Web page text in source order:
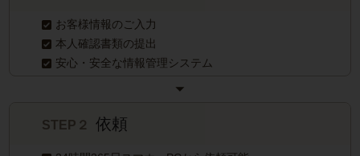
お客様情報のご入力
本人確認書類の提出
安心・安全な情報管理システム
STEP２依頼